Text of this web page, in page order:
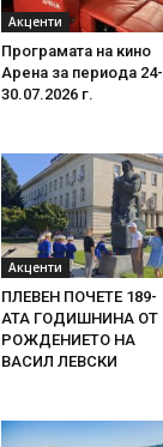
Акценти
Програмата на кино
Арена за периода 24-
30.07.2026 г.
Акценти
ПЛЕВЕН ПОЧЕТЕ 189-
АТА ГОДИШНИНА ОТ
РОЖДЕНИЕТО НА
ВАСИЛ ЛЕВСКИ